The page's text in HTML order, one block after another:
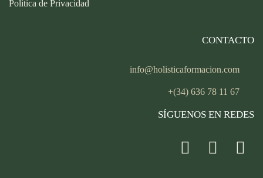
Politica de Privacidad
CONTACTO
info@holisticaformacion.com
+(34) 636 78 11 67
SÍGUENOS EN REDES